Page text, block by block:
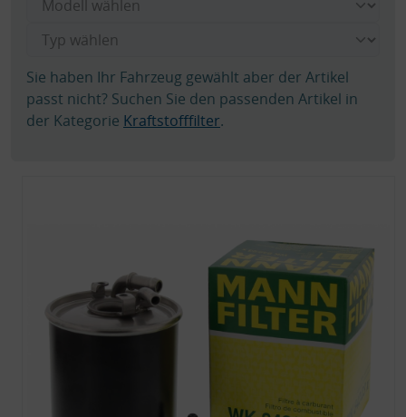
Sie haben Ihr Fahrzeug gewählt aber der Artikel
passt nicht? Suchen Sie den passenden Artikel in
der Kategorie Kraftstofffilter.